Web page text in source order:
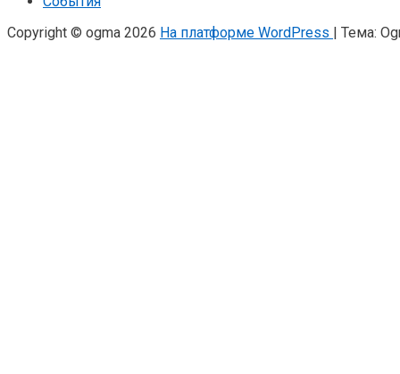
Copyright © ogma 2026 На платформе WordPress | Тема: